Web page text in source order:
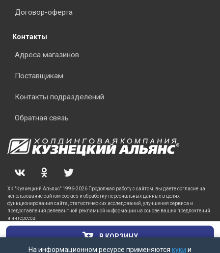
В КОРЗИНУ
На информационном ресурсе применяются куки и
Договор-оферта
Контакты
Адреса магазинов
Поставщикам
Контакты подразделений
Обратная связь
ХК "Кузнецкий Альянс" 1996-2026 Продолжая работу с сайтом, вы даете согласие на
использование сайтом cookies и обработку персональных данных в целях
функционирования сайта, статистических исследований, улучшения сервиса и
предоставления релевантной рекламной информации на основе ваших предпочтений
и интересов.